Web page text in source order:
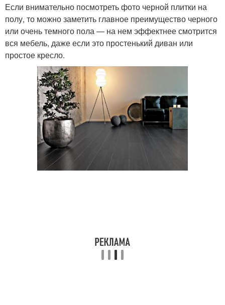
Если внимательно посмотреть фото черной плитки на
полу, то можно заметить главное преимущество черного
или очень темного пола — на нем эффектнее смотрится
вся мебель, даже если это простенький диван или
простое кресло.